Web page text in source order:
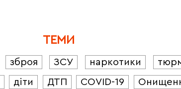
ТЕМИ
зброя ЗСУ наркотики
діти ДТП COVID-19